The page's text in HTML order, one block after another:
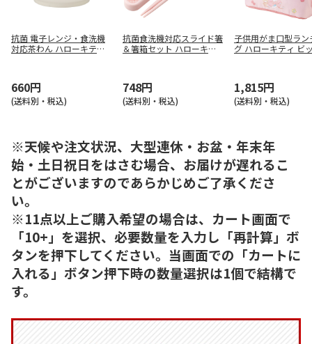
抗菌 電子レンジ・食洗機
対応茶わん ハローキティ X
660円
(送料別・税込)
抗菌食洗機対応スライド箸
＆箸箱セット ハローキテ
748円
(送料別・税込)
子供用がま口型ラン
グ ハローキティ ビ
1,815円
(送料別・税込)
※天候や注文状況、大型連休・お盆・年末年
始・土日祝日をはさむ場合、お届けが遅れるこ
とがございますのであらかじめご了承くださ
い。
※11点以上ご購入希望の場合は、カート画面で
「10+」を選択、必要数量を入力し「再計算」ボ
タンを押下してください。当画面での「カートに
入れる」ボタン押下時の数量選択は1個で結構で
す。